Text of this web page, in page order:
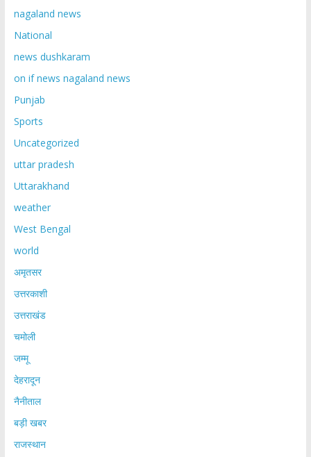
nagaland news
National
news dushkaram
on if news nagaland news
Punjab
Sports
Uncategorized
uttar pradesh
Uttarakhand
weather
West Bengal
world
अमृतसर
उत्तरकाशी
उत्तराखंड
चमोली
जम्मू
देहरादून
नैनीताल
बड़ी खबर
राजस्थान